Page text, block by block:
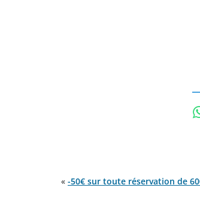
« -50€ sur toute réservation de